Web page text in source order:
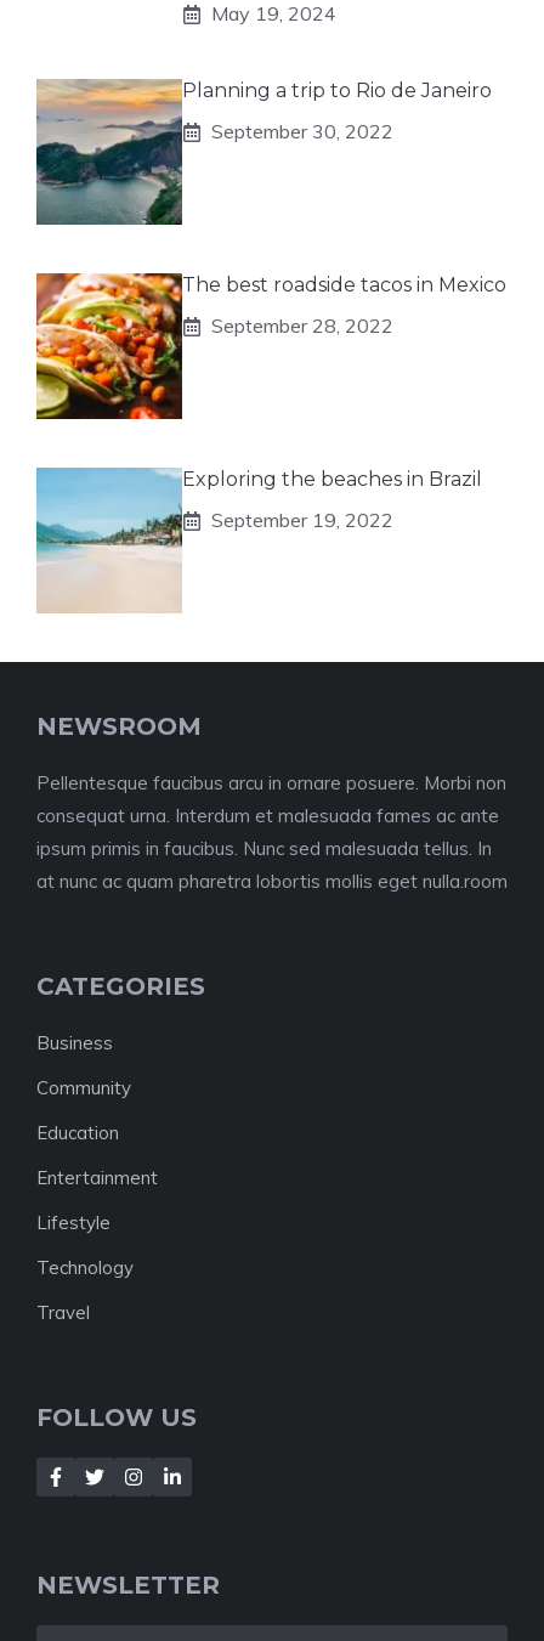
May 19, 2024
Planning a trip to Rio de Janeiro
September 30, 2022
The best roadside tacos in Mexico
September 28, 2022
Exploring the beaches in Brazil
September 19, 2022
NEWSROOM
Pellentesque faucibus arcu in ornare posuere. Morbi non
consequat urna. Interdum et malesuada fames ac ante
ipsum primis in faucibus. Nunc sed malesuada tellus. In
at nunc ac quam pharetra lobortis mollis eget nulla.room
CATEGORIES
Business
Community
Education
Entertainment
Lifestyle
Technology
Travel
FOLLOW US
NEWSLETTER